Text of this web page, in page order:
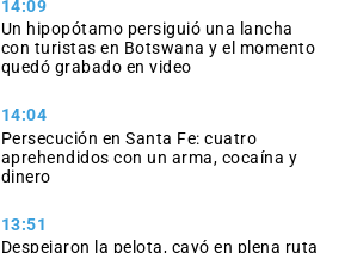
14:09
Un hipopótamo persiguió una lancha
con turistas en Botswana y el momento
quedó grabado en video
14:04
Persecución en Santa Fe: cuatro
aprehendidos con un arma, cocaína y
dinero
13:51
Despejaron la pelota, cayó en plena ruta